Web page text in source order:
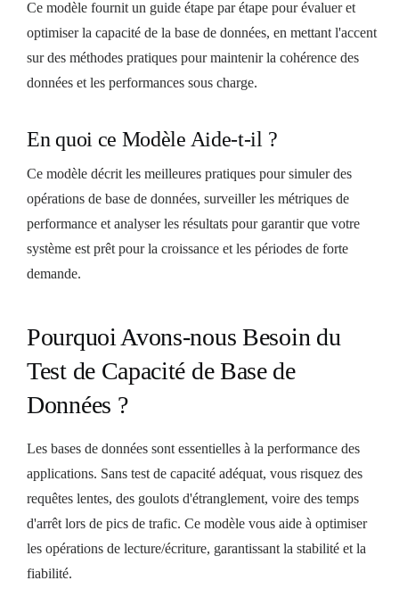
Ce modèle fournit un guide étape par étape pour évaluer et
optimiser la capacité de la base de données, en mettant l'accent
sur des méthodes pratiques pour maintenir la cohérence des
données et les performances sous charge.
En quoi ce Modèle Aide-t-il ?
Ce modèle décrit les meilleures pratiques pour simuler des
opérations de base de données, surveiller les métriques de
performance et analyser les résultats pour garantir que votre
système est prêt pour la croissance et les périodes de forte
demande.
Pourquoi Avons-nous Besoin du
Test de Capacité de Base de
Données ?
Les bases de données sont essentielles à la performance des
applications. Sans test de capacité adéquat, vous risquez des
requêtes lentes, des goulots d'étranglement, voire des temps
d'arrêt lors de pics de trafic. Ce modèle vous aide à optimiser
les opérations de lecture/écriture, garantissant la stabilité et la
fiabilité.